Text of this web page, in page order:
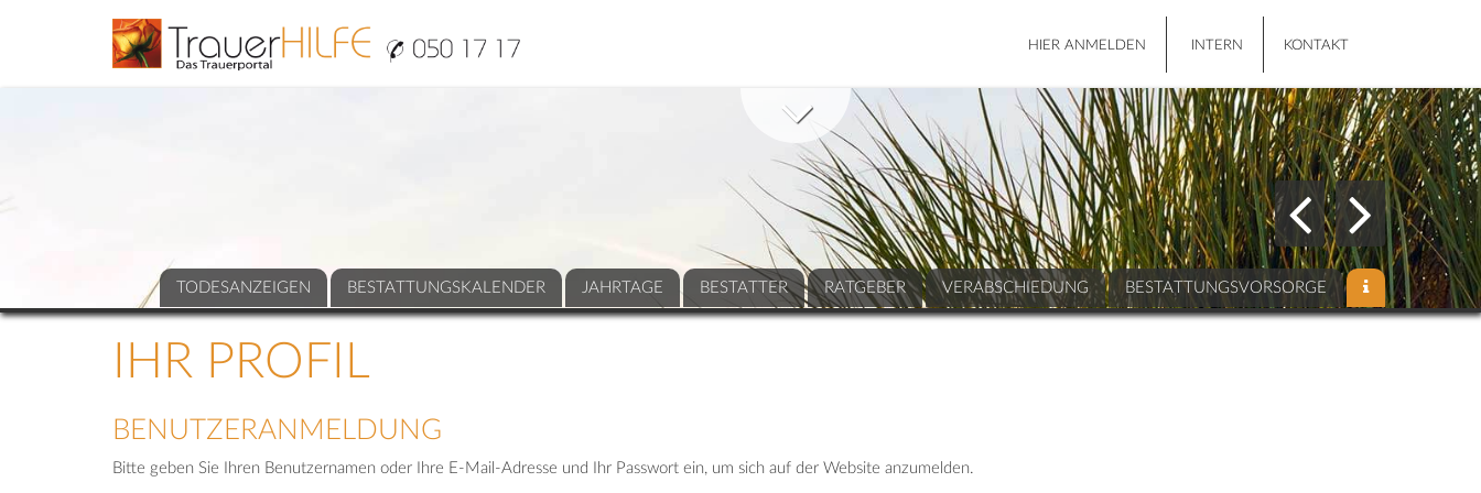
HIER ANMELDEN INTERN KONTAKT
TODESANZEIGEN BESTATTUNGSKALENDER JAHRTAGE BESTATTER RATGEBER VERABSCHIEDUNG BESTATTUNGSVORSORGE
IHR PROFIL
BENUTZERANMELDUNG
Bitte geben Sie Ihren Benutzernamen oder Ihre E-Mail-Adresse und Ihr Passwort ein, um sich auf der Website anzumelden.